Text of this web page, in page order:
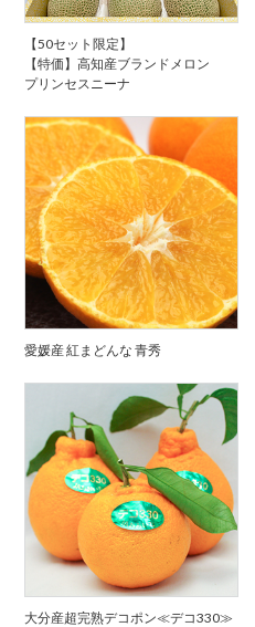
【50セット限定】
【特価】高知産ブランドメロン
プリンセスニーナ
愛媛産 紅まどんな 青秀
大分産超完熟デコポン≪デコ330≫